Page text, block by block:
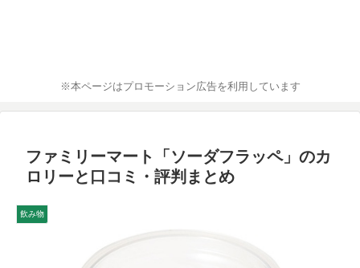
※本ページはプロモーション広告を利用しています
ファミリーマート「ソーダフラッペ」のカ
ロリーと口コミ・評判まとめ
飲み物